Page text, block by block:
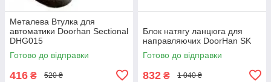
Металева Втулка для
автоматики Doorhan Sectional
DHG015
Готово до відправки
416 ₴ 520 ₴
Блок натягу ланцюга для
направляючих DoorHan SK
Готово до відправки
832 ₴ 1 040 ₴